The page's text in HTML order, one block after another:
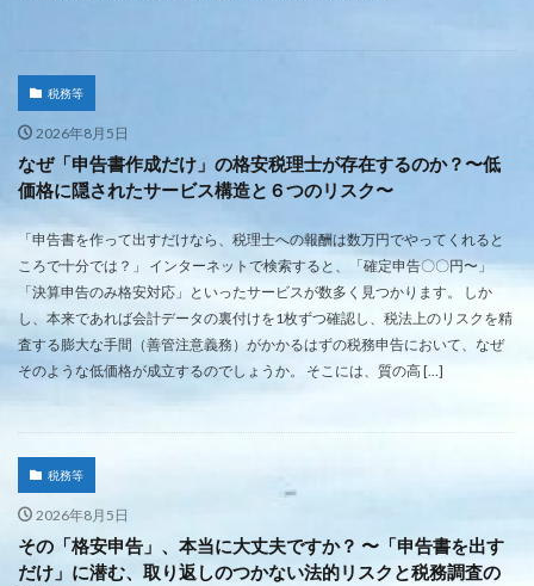
税務等
2026年8月5日
なぜ「申告書作成だけ」の格安税理士が存在するのか？〜低
価格に隠されたサービス構造と６つのリスク〜
「申告書を作って出すだけなら、税理士への報酬は数万円でやってくれると
ころで十分では？」 インターネットで検索すると、「確定申告〇〇円〜」
「決算申告のみ格安対応」といったサービスが数多く見つかります。 しか
し、本来であれば会計データの裏付けを1枚ずつ確認し、税法上のリスクを精
査する膨大な手間（善管注意義務）がかかるはずの税務申告において、なぜ
そのような低価格が成立するのでしょうか。 そこには、質の高 […]
税務等
2026年8月5日
その「格安申告」、本当に大丈夫ですか？ 〜「申告書を出す
だけ」に潜む、取り返しのつかない法的リスクと税務調査の